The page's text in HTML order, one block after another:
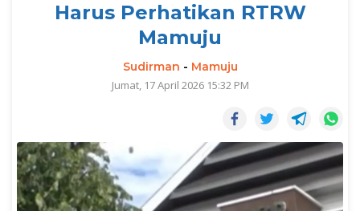
Harus Perhatikan RTRW
Mamuju
Sudirman - Mamuju
Jumat, 17 April 2026 15:32 PM